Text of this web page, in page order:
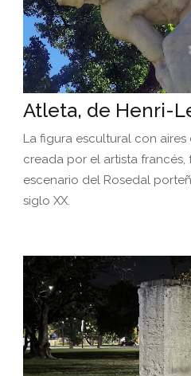
Atleta, de Henri-
La figura escultural con
creada por el artista francés,
escenario del Rosedal
siglo XX.